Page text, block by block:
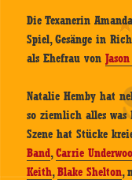
Die Texanerin
Spiel, Gesänge in
als Ehefrau von
Natalie Hemby hat
so ziemlich alles was
Szene hat Stücke
Band,Carrie
Keith,Blake Shelton,